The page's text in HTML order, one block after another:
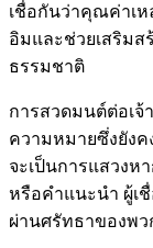
เชื่อกันว่าคุณค่าเ
อิมและช่วยเสริมส
ธรรมชาติ
การสวดมนต์ต่อเ
ความหมายซึ่งยังค
จะเป็นการแสวงห
หรือคำแนะนำ ผู้เ
ผ่านศรัทธาของพ